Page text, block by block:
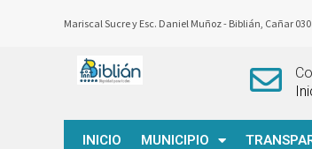
Mariscal Sucre y Esc. Daniel Muñoz - Biblián, Cañar
INICIO MUNICIPIO